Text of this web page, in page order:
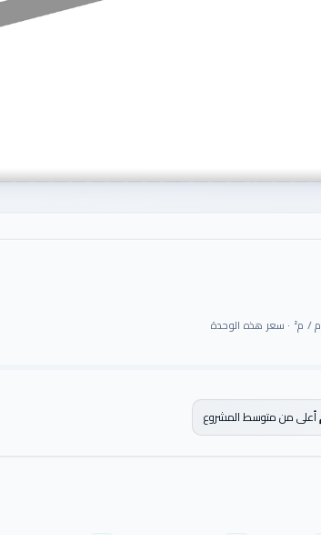
هذه الوحدة
أعلى من متوسط المشروع